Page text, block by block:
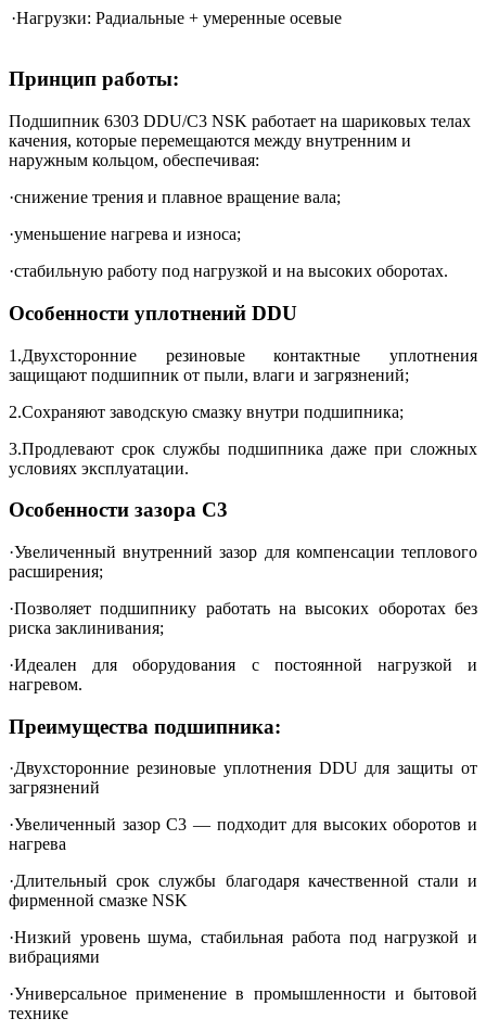
·Нагрузки: Радиальные + умеренные осевые
Принцип работы:
Подшипник 6303 DDU/C3 NSK работает на шариковых телах
качения, которые перемещаются между внутренним и
наружным кольцом, обеспечивая:
·снижение трения и плавное вращение вала;
·уменьшение нагрева и износа;
·стабильную работу под нагрузкой и на высоких оборотах.
Особенности уплотнений DDU
1.Двухсторонние резиновые контактные уплотнения
защищают подшипник от пыли, влаги и загрязнений;
2.Сохраняют заводскую смазку внутри подшипника;
3.Продлевают срок службы подшипника даже при сложных
условиях эксплуатации.
Особенности зазора C3
·Увеличенный внутренний зазор для компенсации теплового
расширения;
·Позволяет подшипнику работать на высоких оборотах без
риска заклинивания;
·Идеален для оборудования с постоянной нагрузкой и
нагревом.
Преимущества подшипника:
·Двухсторонние резиновые уплотнения DDU для защиты от
загрязнений
·Увеличенный зазор C3 — подходит для высоких оборотов и
нагрева
·Длительный срок службы благодаря качественной стали и
фирменной смазке NSK
·Низкий уровень шума, стабильная работа под нагрузкой и
вибрациями
·Универсальное применение в промышленности и бытовой
технике